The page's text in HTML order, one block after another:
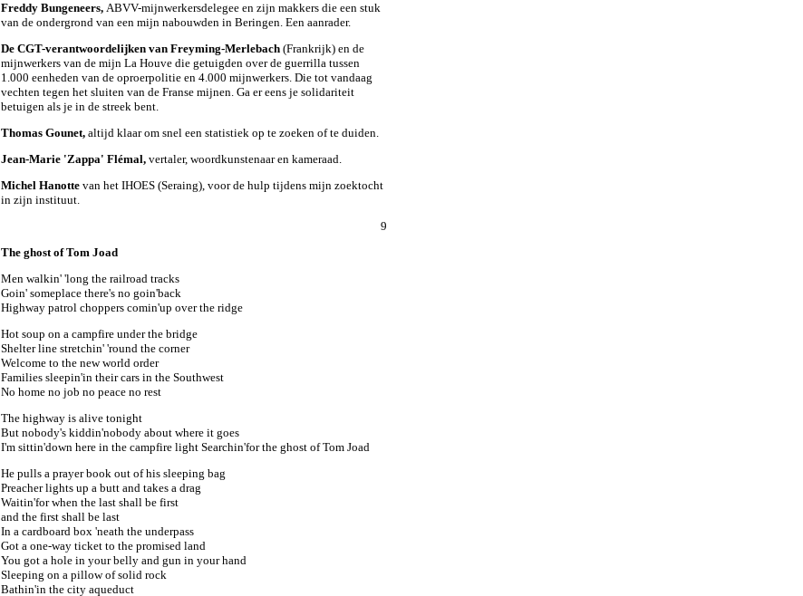
Freddy Bungeneers, ABVV-mijnwerkersdelegee en zijn makkers die een stuk
van de ondergrond van een mijn nabouwden in Beringen. Een aanrader.
De CGT-verantwoordelijken van Freyming-Merlebach (Frankrijk) en de
mijnwerkers van de mijn La Houve die getuigden over de guerrilla tussen
1.000 eenheden van de oproerpolitie en 4.000 mijnwerkers. Die tot vandaag
vechten tegen het sluiten van de Franse mijnen. Ga er eens je solidariteit
betuigen als je in de streek bent.
Thomas Gounet, altijd klaar om snel een statistiek op te zoeken of te duiden.
Jean-Marie 'Zappa' Flémal, vertaler, woordkunstenaar en kameraad.
Michel Hanotte van het IHOES (Seraing), voor de hulp tijdens mijn zoektocht
in zijn instituut.
9
The ghost of Tom Joad
Men walkin' 'long the railroad tracks
Goin' someplace there's no goin'back
Highway patrol choppers comin'up over the ridge
Hot soup on a campfire under the bridge
Shelter line stretchin' 'round the corner
Welcome to the new world order
Families sleepin'in their cars in the Southwest
No home no job no peace no rest
The highway is alive tonight
But nobody's kiddin'nobody about where it goes
I'm sittin'down here in the campfire light Searchin'for the ghost of Tom Joad
He pulls a prayer book out of his sleeping bag
Preacher lights up a butt and takes a drag
Waitin'for when the last shall be first
and the first shall be last
In a cardboard box 'neath the underpass
Got a one-way ticket to the promised land
You got a hole in your belly and gun in your hand
Sleeping on a pillow of solid rock
Bathin'in the city aqueduct